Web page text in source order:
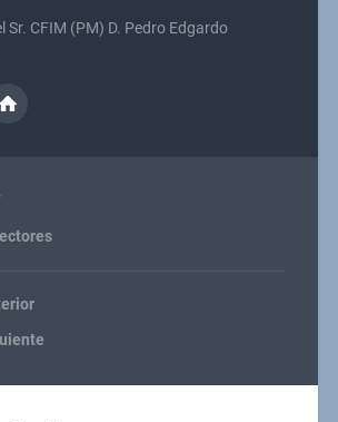
Sr. CFIM (PM) D. Pedro Edgardo